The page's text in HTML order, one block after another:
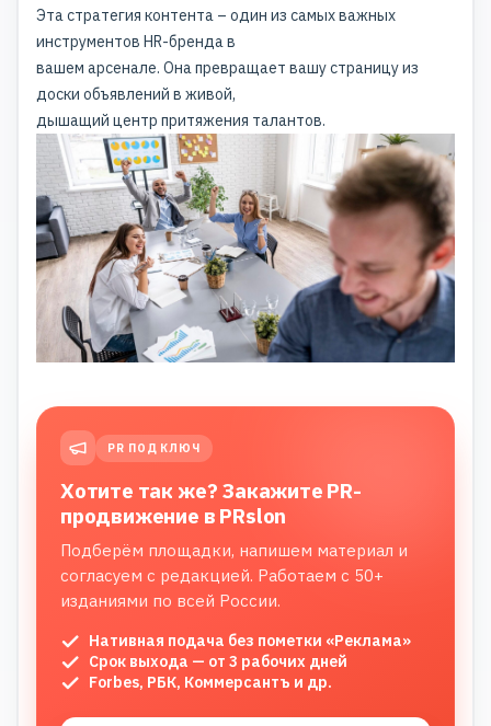
Эта стратегия контента – один из самых важных
инструментов HR-бренда в
вашем арсенале. Она превращает вашу страницу из
доски объявлений в живой,
дышащий центр притяжения талантов.
PR ПОД КЛЮЧ
Хотите так же? Закажите PR-
продвижение в PRslon
Подберём площадки, напишем материал и
согласуем с редакцией. Работаем с 50+
изданиями по всей России.
Нативная подача без пометки «Реклама»
Срок выхода — от 3 рабочих дней
Forbes, РБК, Коммерсантъ и др.